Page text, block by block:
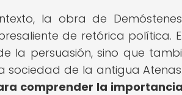
la obra de
de retórica política.
la persuasión, sino que
sociedad de la antigua
comprender la